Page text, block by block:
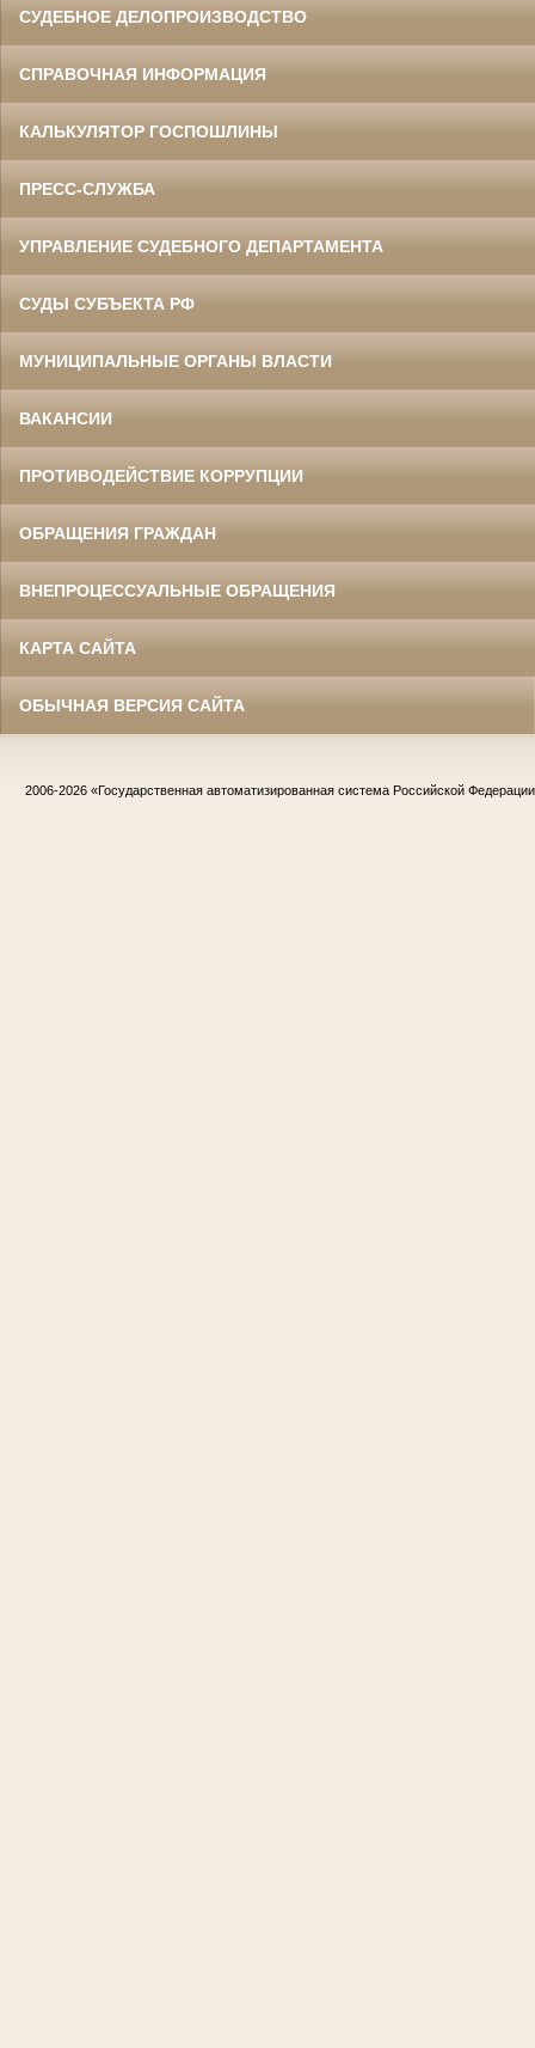
СУДЕБНОЕ ДЕЛОПРОИЗВОДСТВО
СПРАВОЧНАЯ ИНФОРМАЦИЯ
КАЛЬКУЛЯТОР ГОСПОШЛИНЫ
ПРЕСС-СЛУЖБА
УПРАВЛЕНИЕ СУДЕБНОГО ДЕПАРТАМЕНТА
СУДЫ СУБЪЕКТА РФ
МУНИЦИПАЛЬНЫЕ ОРГАНЫ ВЛАСТИ
ВАКАНСИИ
ПРОТИВОДЕЙСТВИЕ КОРРУПЦИИ
ОБРАЩЕНИЯ ГРАЖДАН
ВНЕПРОЦЕССУАЛЬНЫЕ ОБРАЩЕНИЯ
КАРТА САЙТА
ОБЫЧНАЯ ВЕРСИЯ САЙТА
2006-2026 «Государственная автоматизированная система Российской